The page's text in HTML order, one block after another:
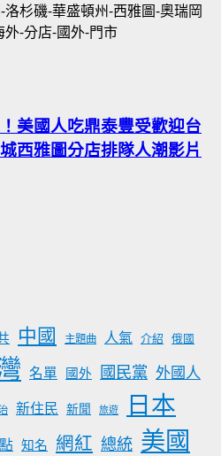
美國人吃鼎泰豐受歡迎台
西雅圖分店排隊人潮影片
中國 主題曲 人氣 介紹 俄國
名單 國外 國民黨 外國人
新住民 新聞 旅遊 日本
知名 網紅 總統 美國